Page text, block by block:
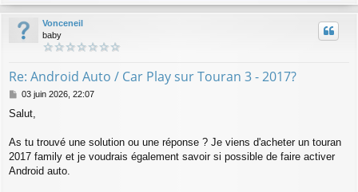
u
Vonceneil
baby
Re: Android Auto / Car Play sur Touran 3 - 2017?
M
s
a
g
03 juin 2026, 22:07
Salut,
As tu trouvé une solution ou une réponse ? Je viens d'acheter un touran
2017 family et je voudrais également savoir si possible de faire activer
Android auto.